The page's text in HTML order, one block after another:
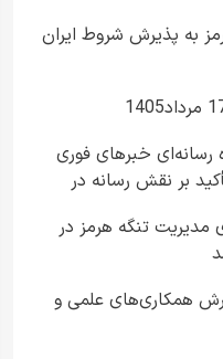
به پذیرش شروط ایران
رسانه‌ای خبرهای فوری
بر نقش رسانه در
مدیریت تنگه هرمز در
همکاری‌های علمی و